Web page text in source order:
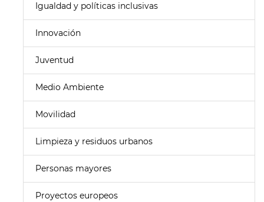
Igualdad y políticas inclusivas
Innovación
Juventud
Medio Ambiente
Movilidad
Limpieza y residuos urbanos
Personas mayores
Proyectos europeos